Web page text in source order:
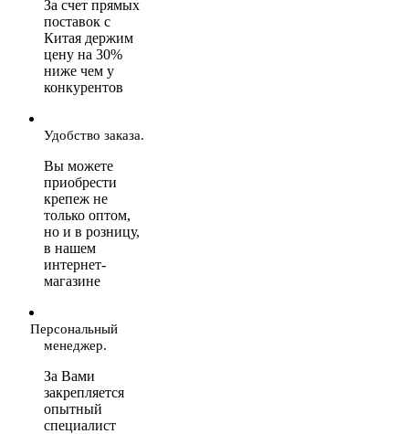
За счет прямых
поставок с
Китая держим
цену на 30%
ниже чем у
конкурентов
Удобство заказа.
Вы можете
приобрести
крепеж не
только оптом,
но и в розницу,
в нашем
интернет-
магазине
Персональный
менеджер.
За Вами
закрепляется
опытный
специалист